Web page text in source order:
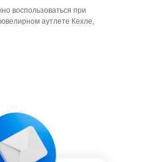
воспользоваться при
аутлете Кехле,